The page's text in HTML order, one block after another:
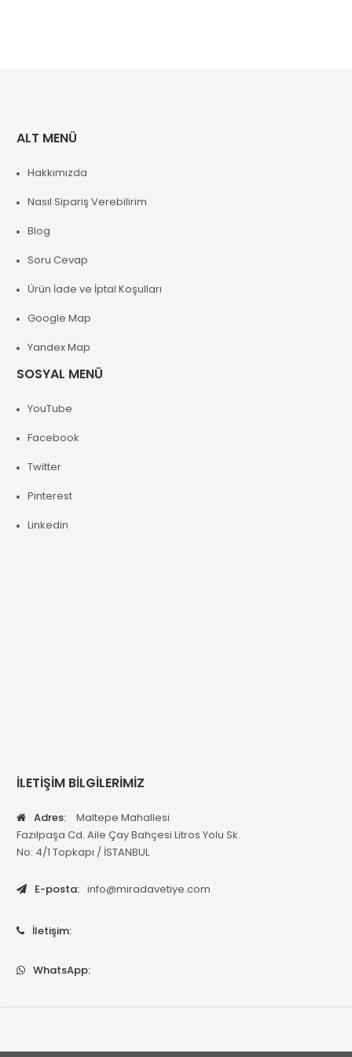
ALT MENÜ
Hakkımızda
Nasıl Sipariş Verebilirim
Blog
Soru Cevap
Ürün İade ve İptal Koşulları
Google Map
Yandex Map
SOSYAL MENÜ
YouTube
Facebook
Twitter
Pinterest
Linkedin
İLETİŞİM BİLGİLERİMİZ
Adres:
Maltepe Mahallesi
Fazılpaşa Cd. Aile Çay Bahçesi Litros Yolu Sk.
No: 4/1 Topkapı / İSTANBUL
E-posta: info@miradavetiye.com
İletişim:
WhatsApp: